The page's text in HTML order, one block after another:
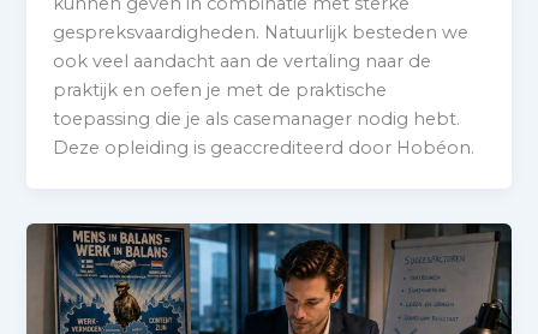
gespreksvaardigheden. Natuurlijk besteden we
ook veel aandacht aan de vertaling naar de
praktijk en oefen je met de praktische
toepassing die je als casemanager nodig hebt.
Deze opleiding is geaccrediteerd door Hobéon.